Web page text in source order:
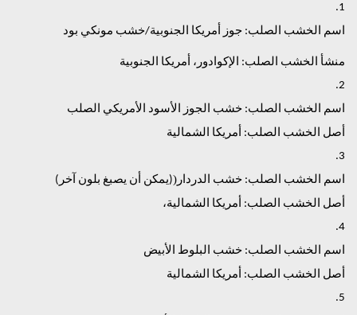
1.
اسم الخشب الصلب: جوز أمريكا الجنوبية/خشب مونكي بود
منشأ الخشب الصلب: الإكوادور، أمريكا الجنوبية
2.
اسم الخشب الصلب: خشب الجوز الأسود الأمريكي الصلب
أصل الخشب الصلب: أمريكا الشمالية
3.
اسم الخشب الصلب: خشب الدردار((يمكن أن يصبغ بلون آخر)
أصل الخشب الصلب: أمريكا الشمالية،
4.
اسم الخشب الصلب: خشب البلوط الأبيض
أصل الخشب الصلب: أمريكا الشمالية
5.